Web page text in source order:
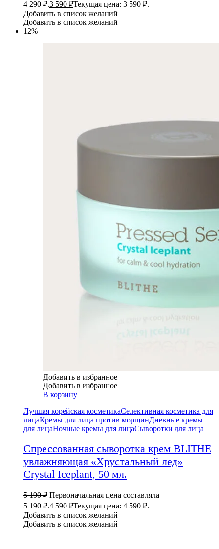
4 290 ₽.3 590 ₽Текущая цена: 3 590 ₽.
Добавить в список желаний
Добавить в список желаний
12%
Добавить в избранное
Добавить в избранное
В корзину
Лучшая корейская косметикаСелективная косметика для
лицаКремы для лица против морщинДневные кремы
для лицаНочные кремы для лицаСыворотки для лица
Спрессованная сыворотка крем BLITHE
увлажняющая «Хрустальный лед»
Crystal Iceplant, 50 мл.
5 190₽ Первоначальная цена составляла
5 190 ₽.4 590 ₽Текущая цена: 4 590 ₽.
Добавить в список желаний
Добавить в список желаний